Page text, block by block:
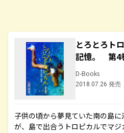
とろとろト
記憶。 第4
D-Books
2018.07.26 発売
子供の頃から夢見ていた南の島
が、島で出合うトロピカルでマ